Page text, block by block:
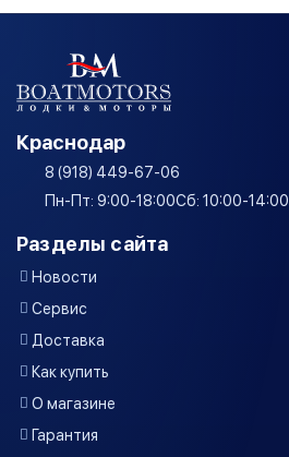
Краснодар
8 (918) 449-67-06
Пн-Пт: 9:00-18:00Сб: 10:00-14:00
Разделы сайта
Новости
Сервис
Доставка
Как купить
О магазине
Гарантия